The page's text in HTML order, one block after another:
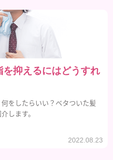
抑えるにはどうすれ
をしたらいい？ベタついた髪
します。
2022.08.23